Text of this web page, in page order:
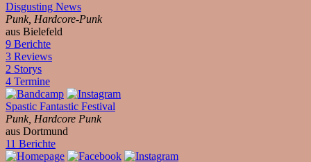
Disgusting News
Punk, Hardcore-Punk
aus Bielefeld
9 Berichte
3 Reviews
2 Storys
4 Termine
Spastic Fantastic Festival
Punk, Hardcore Punk
aus Dortmund
11 Berichte